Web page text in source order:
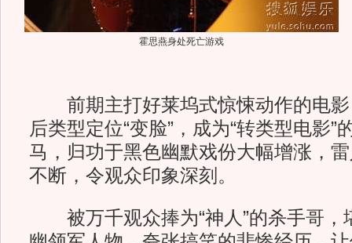
霍思燕身处死亡游戏
前期主打好莱坞式惊悚动作的电影
后类型定位“变脸”，成为“转类型电影”
马，归功于黑色幽默戏份大幅增涨，
不断，令观众印象深刻。
被万千观众捧为“神人”的杀手哥，